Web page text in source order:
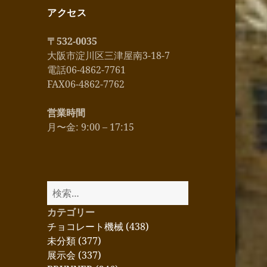
アクセス
〒532-0035
大阪市淀川区三津屋南3-18-7
電話06-4862-7761
FAX06-4862-7762
営業時間
月〜金: 9:00 – 17:15
検
索:
カテゴリー
チョコレート機械 (438)
未分類 (377)
展示会 (337)